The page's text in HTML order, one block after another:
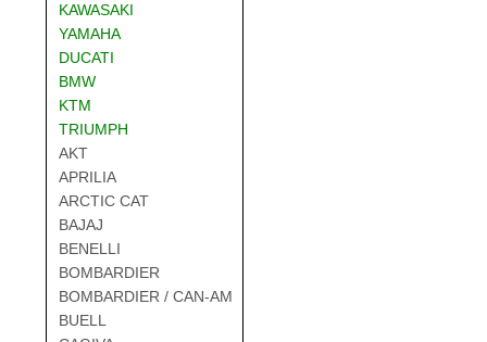
KAWASAKI
YAMAHA
DUCATI
BMW
KTM
TRIUMPH
AKT
APRILIA
ARCTIC CAT
BAJAJ
BENELLI
BOMBARDIER
BOMBARDIER / CAN-AM
BUELL